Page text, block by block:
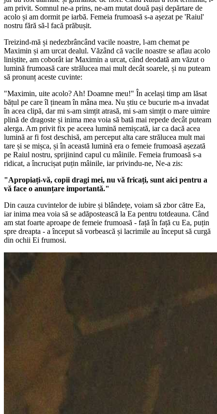
am privit. Somnul ne-a prins, ne-am mutat două pași depărtare de
acolo și am dormit pe iarbă. Femeia frumoasă s-a așezat pe 'Raiul'
nostru fără să-l facă prăbușit.
Treizind-mă și nedezbrâncând vacile noastre, l-am chemat pe
Maximin și am urcat dealul. Văzând că vacile noastre se aflau acolo
liniștite, am coborât iar Maximin a urcat, când deodată am văzut o
lumină frumoasă care strălucea mai mult decât soarele, și nu puteam
să pronunț aceste cuvinte:
"Maximin, uite acolo? Ah! Doamne meu!" În același timp am lăsat
bățul pe care îl țineam în mâna mea. Nu știu ce bucurie m-a invadat
în acea clipă, dar mi s-am simțit atrasă, mi s-am simțit o mare uimire
plină de dragoste și inima mea voia să bată mai repede decât puteam
alerga. Am privit fix pe aceea lumină nemișcată, iar ca dacă acea
lumină ar fi fost deschisă, am perceput alta care strălucea mult mai
tare și se mișca, și în această lumină era o femeie frumoasă așezată
pe Raiul nostru, sprijinind capul cu mâinile. Femeia frumoasă s-a
ridicat, a încrucișat puțin mâinile, iar privindu-ne, Ne-a zis:
"Apropiați-vă, copii dragi mei, nu vă fricați, sunt aici pentru a
vă face o anunțare importantă."
Din cauza cuvintelor de iubire și blândețe, voiam să zbor către Ea,
iar inima mea voia să se adăpostească la Ea pentru totdeauna. Când
am stat foarte aproape de femeie frumoasă - față în față cu Ea, puțin
spre dreapta - a început să vorbească și lacrimile au început să curgă
din ochii Ei frumosi.